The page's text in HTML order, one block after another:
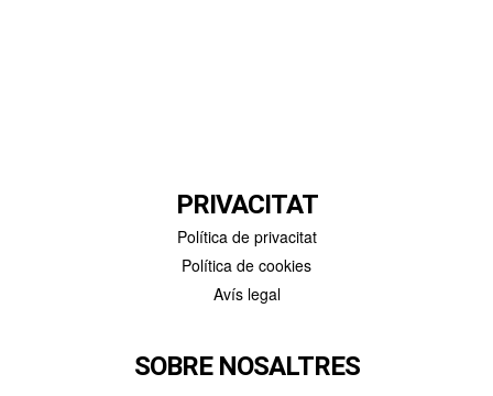
PRIVACITAT
Política de privacitat
Política de cookies
Avís legal
SOBRE NOSALTRES